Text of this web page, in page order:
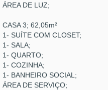
ÁREA DE LUZ;
CASA 3; 62,05m²
1- SUÍTE COM CLOSET;
1- SALA;
1- QUARTO;
1- COZINHA;
1- BANHEIRO SOCIAL;
ÁREA DE SERVIÇO;